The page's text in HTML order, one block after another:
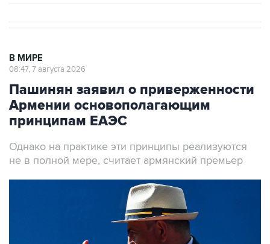
В МИРЕ
08:47, 7 августа 2026
Пашинян заявил о приверженности
Армении основополагающим
принципам ЕАЭС
Однако на практике эти принципы реализуются
не в полной мере, считает армянский премьер